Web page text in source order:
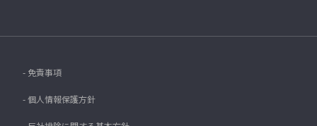
- 免責事項
- 個人情報保護方針